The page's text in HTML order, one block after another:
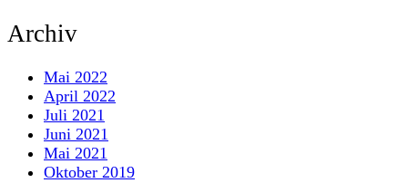
Archiv
Mai 2022
April 2022
Juli 2021
Juni 2021
Mai 2021
Oktober 2019